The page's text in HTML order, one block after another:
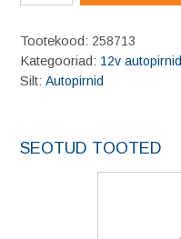
pirn
5W
W2,1x9,5d
amber
Tootekood: 258713
Kategooriad: 12v autopirnid
Silt: Autopirnid
SEOTUD TOOTED